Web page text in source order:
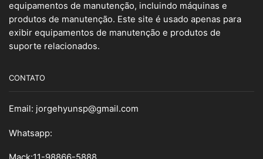
equipamentos de manutenção, incluindo máquinas e
produtos de manutenção. Este site é usado apenas para
exibir equipamentos de manutenção e produtos de
suporte relacionados.
CONTATO
Email: jorgehyunsp@gmail.com
Whatsapp: